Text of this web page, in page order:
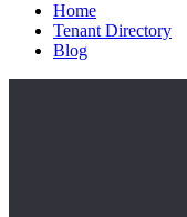
Home
Tenant Directory
Blog